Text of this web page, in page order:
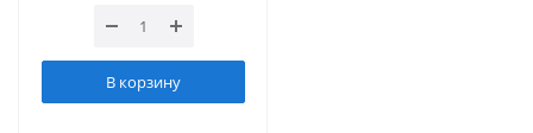
В корзину